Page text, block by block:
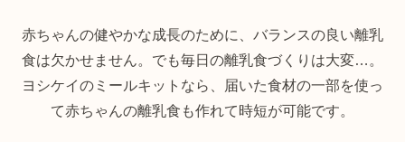
赤ちゃんの健やかな成長のために、バランスの良い離乳
食は欠かせません。でも毎日の離乳食づくりは大変…。
ヨシケイのミールキットなら、届いた食材の一部を使っ
て赤ちゃんの離乳食も作れて時短が可能です。